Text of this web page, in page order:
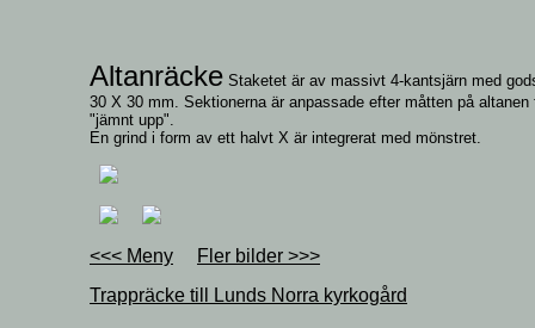
Altanräcke Staketet är av massivt 4-kantsjärn med
30 X 30 mm. Sektionerna är anpassade efter måtten på altanen
"jämnt upp".
En grind i form av ett halvt X är integrerat med mönstret.
<<< Meny
Fler bilder >>>
Trappräcke till Lunds Norra kyrkogård